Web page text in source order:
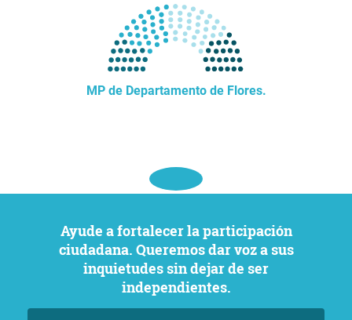
MP de Departamento de Flores.
Ayude a fortalecer la participación
ciudadana. Queremos dar voz a sus
inquietudes sin dejar de ser
independientes.